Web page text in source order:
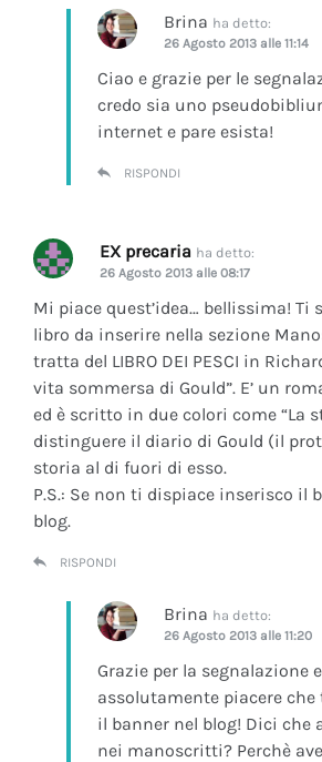
Brina ha detto:
26 Agosto 2013 alle 11:14
Ciao e grazie per le
credo sia uno
internet e pare esista!
RISPONDI
EX precaria ha detto:
26 Agosto 2013 alle 08:17
Mi piace quest’idea… bellissima! Ti
libro da inserire nella sezione
tratta del LIBRO DEI PESCI in
vita sommersa di Gould”. E’ un
ed è scritto in due colori come “La
distinguere il diario di Gould (il
storia al di fuori di esso.
P.S.: Se non ti dispiace inserisco il
blog.
RISPONDI
Brina ha detto:
26 Agosto 2013 alle 11:20
Grazie per la segnalazione
assolutamente piacere
il banner nel blog! Dici che
nei manoscritti? Perchè